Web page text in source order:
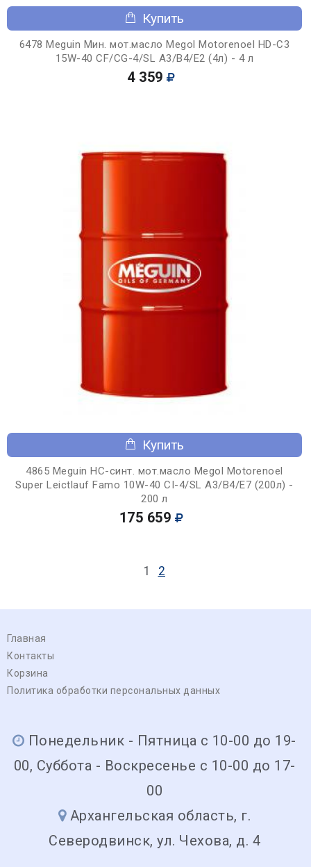
Купить
6478 Meguin Мин. мот.масло Megol Motorenoel HD-C3
15W-40 CF/CG-4/SL A3/B4/E2 (4л) - 4 л
4 359
Купить
4865 Meguin НС-синт. мот.масло Megol Motorenoel
Super Leictlauf Famo 10W-40 CI-4/SL A3/B4/E7 (200л) -
200 л
175 659
1 2
Главная
Контакты
Корзина
Политика обработки персональных данных
Понедельник - Пятница с 10-00 до 19-
00, Суббота - Воскресенье с 10-00 до 17-
00
Архангельская область, г.
Северодвинск, ул. Чехова, д. 4